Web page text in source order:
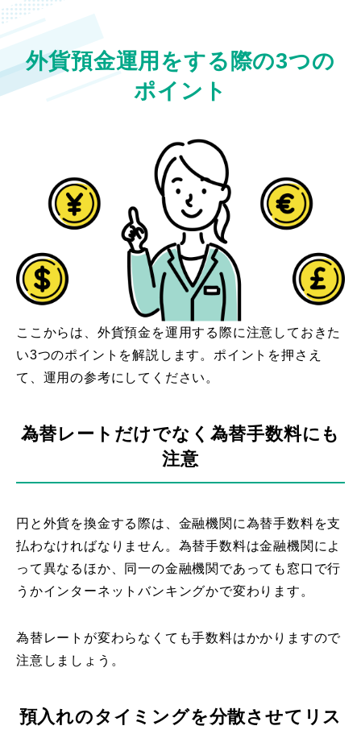
外貨預金運用をする際の3つの
ポイント
ここからは、外貨預金を運用する際に注意しておきた
い3つのポイントを解説します。ポイントを押さえ
て、運用の参考にしてください。
為替レートだけでなく為替手数料にも
注意
円と外貨を換金する際は、金融機関に為替手数料を支
払わなければなりません。為替手数料は金融機関によ
って異なるほか、同一の金融機関であっても窓口で行
うかインターネットバンキングかで変わります。
為替レートが変わらなくても手数料はかかりますので
注意しましょう。
預入れのタイミングを分散させてリス